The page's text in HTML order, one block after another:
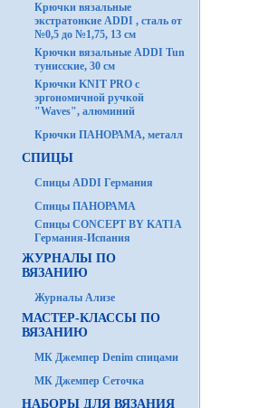
Крючки вязальные
экстратонкие ADDI , сталь от
№0,5 до №1,75, 13 см
Крючки вязальные ADDI Tun
тунисские, 30 см
Крючки KNIT PRO с
эргономичной ручкой
"Waves", алюминий
Крючки ПАНОРАМА, металл
СПИЦЫ
Спицы ADDI Германия
Спицы ПАНОРАМА
Спицы CONCEPT BY KATIA
Германия-Испания
ЖУРНАЛЫ ПО
ВЯЗАНИЮ
Журналы Ализе
МАСТЕР-КЛАССЫ ПО
ВЯЗАНИЮ
МК Джемпер Denim спицами
МК Джемпер Сеточка
НАБОРЫ ДЛЯ ВЯЗАНИЯ